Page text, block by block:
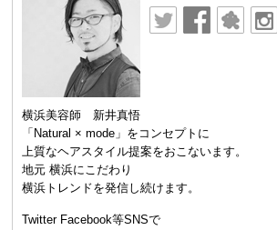
横浜美容師 新井真悟
「Natural × mode」をコンセプトに
上質なヘアスタイル提案をおこないます。
地元 横浜にこだわり
横浜トレンドを発信し続けます。
Twitter Facebook等SNSで